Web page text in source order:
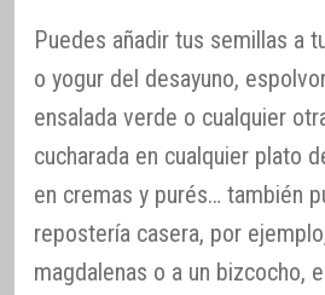
Puedes añadir tus semillas a
o yogur del desayuno,
ensalada verde o cualquier
cucharada en cualquier plato
en cremas y purés… también
repostería casera, por
magdalenas o a un bizcocho,